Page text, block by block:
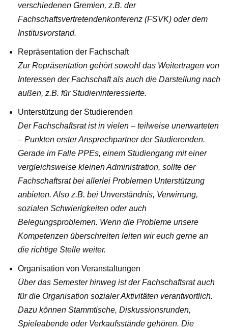
verschiedenen Gremien, z.B. der
Fachschaftsvertretendenkonferenz (FSVK) oder dem
Institusvorstand.
Repräsentation der Fachschaft
Zur Repräsentation gehört sowohl das Weitertragen von
Interessen der Fachschaft als auch die Darstellung nach
außen, z.B. für Studieninteressierte.
Unterstützung der Studierenden
Der Fachschaftsrat ist in vielen – teilweise unerwarteten
– Punkten erster Ansprechpartner der Studierenden.
Gerade im Falle PPEs, einem Studiengang mit einer
vergleichsweise kleinen Administration, sollte der
Fachschaftsrat bei allerlei Problemen Unterstützung
anbieten. Also z.B. bei Unverständnis, Verwirrung,
sozialen Schwierigkeiten oder auch
Belegungsproblemen. Wenn die Probleme unsere
Kompetenzen überschreiten leiten wir euch gerne an
die richtige Stelle weiter.
Organisation von Veranstaltungen
Über das Semester hinweg ist der Fachschaftsrat auch
für die Organisation sozialer Aktivitäten verantwortlich.
Dazu können Stammtische, Diskussionsrunden,
Spieleabende oder Verkaufsstände gehören. Die